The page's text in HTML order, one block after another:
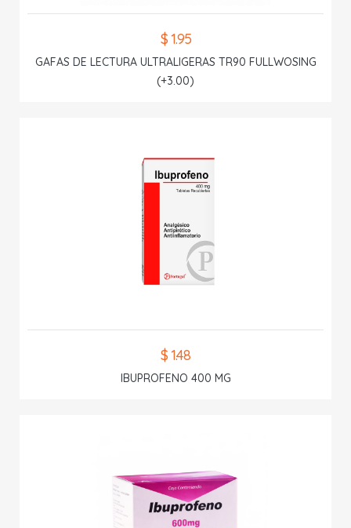
$ 1.95
GAFAS DE LECTURA ULTRALIGERAS TR90 FULLWOSING
(+3.00)
$ 1.48
IBUPROFENO 400 MG